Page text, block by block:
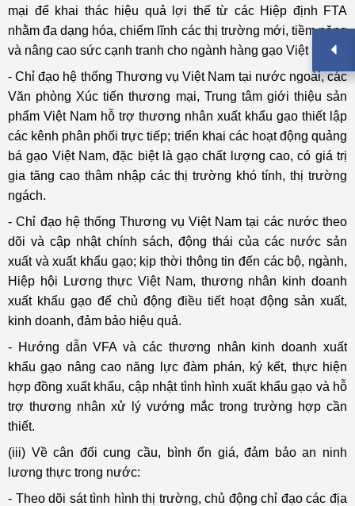
mại để khai thác hiệu quả lợi thế từ các Hiệp định FTA
nhằm đa dạng hóa, chiếm lĩnh các thị trường mới, tiềm năng
và nâng cao sức cạnh tranh cho ngành hàng gạo Việt Nam.
- Chỉ đạo hệ thống Thương vụ Việt Nam tại nước ngoài, các
Văn phòng Xúc tiến thương mại, Trung tâm giới thiệu sản
phẩm Việt Nam hỗ trợ thương nhân xuất khẩu gạo thiết lập
các kênh phân phối trực tiếp; triển khai các hoạt động quảng
bá gạo Việt Nam, đặc biệt là gạo chất lượng cao, có giá trị
gia tăng cao thâm nhập các thị trường khó tính, thị trường
ngách.
- Chỉ đạo hệ thống Thương vụ Việt Nam tại các nước theo
dõi và cập nhật chính sách, động thái của các nước sản
xuất và xuất khẩu gạo; kịp thời thông tin đến các bộ, ngành,
Hiệp hội Lương thực Việt Nam, thương nhân kinh doanh
xuất khẩu gạo để chủ động điều tiết hoạt động sản xuất,
kinh doanh, đảm bảo hiệu quả.
- Hướng dẫn VFA và các thương nhân kinh doanh xuất
khẩu gạo nâng cao năng lực đàm phán, ký kết, thực hiện
hợp đồng xuất khẩu, cập nhật tình hình xuất khẩu gạo và hỗ
trợ thương nhân xử lý vướng mắc trong trường hợp cần
thiết.
(iii) Về cân đối cung cầu, bình ổn giá, đảm bảo an ninh
lương thực trong nước:
- Theo dõi sát tình hình thị trường, chủ động chỉ đạo các địa